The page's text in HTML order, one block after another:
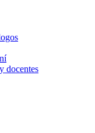
docentes